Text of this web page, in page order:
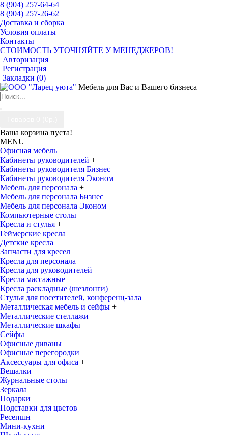
8 (904) 257-64-64
8 (904) 257-26-62
Доставка и сборка
Условия оплаты
Контакты
СТОИМОСТЬ УТОЧНЯЙТЕ У МЕНЕДЖЕРОВ!
Авторизация
Регистрация
Закладки (0)
Мебель для Вас и Вашего бизнеса
Ваша корзина пуста!
MENU
Офисная мебель
Кабинеты руководителей +
Кабинеты руководителя Бизнес
Кабинеты руководителя Эконом
Мебель для персонала +
Мебель для персонала Бизнес
Мебель для персонала Эконом
Компьютерные столы
Кресла и стулья +
Геймерские кресла
Детские кресла
Запчасти для кресел
Кресла для персонала
Кресла для руководителей
Кресла массажные
Кресла раскладные (шезлонги)
Стулья для посетителей, конференц-зала
Металлическая мебель и сейфы +
Металлические стеллажи
Металлические шкафы
Сейфы
Офисные диваны
Офисные перегородки
Аксессуары для офиса +
Вешалки
Журнальные столы
Зеркала
Подарки
Подставки для цветов
Ресепшн
Мини-кухни